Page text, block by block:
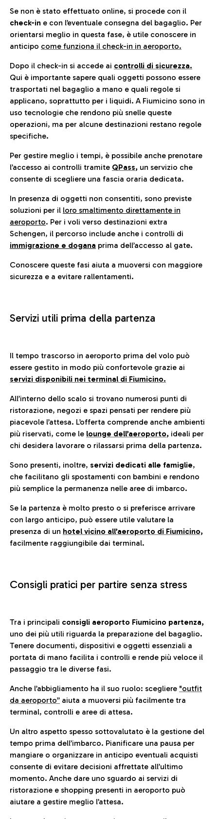
Se non è stato effettuato online, si procede con il
check-in e con l’eventuale consegna del bagaglio. Per
orientarsi meglio in questa fase, è utile conoscere in
anticipo come funziona il check-in in aeroporto.
Dopo il check-in si accede ai controlli di sicurezza.
Qui è importante sapere quali oggetti possono essere
trasportati nel bagaglio a mano e quali regole si
applicano, soprattutto per i liquidi. A Fiumicino sono in
uso tecnologie che rendono più snelle queste
operazioni, ma per alcune destinazioni restano regole
specifiche.
Per gestire meglio i tempi, è possibile anche prenotare
l’accesso ai controlli tramite QPass, un servizio che
consente di scegliere una fascia oraria dedicata.
In presenza di oggetti non consentiti, sono previste
soluzioni per il loro smaltimento direttamente in
aeroporto. Per i voli verso destinazioni extra
Schengen, il percorso include anche i controlli di
immigrazione e dogana prima dell’accesso al gate.
Conoscere queste fasi aiuta a muoversi con maggiore
sicurezza e a evitare rallentamenti.
Servizi utili prima della partenza
Il tempo trascorso in aeroporto prima del volo può
essere gestito in modo più confortevole grazie ai
servizi disponibili nei terminal di Fiumicino.
All’interno dello scalo si trovano numerosi punti di
ristorazione, negozi e spazi pensati per rendere più
piacevole l’attesa. L’offerta comprende anche ambienti
più riservati, come le lounge dell’aeroporto, ideali per
chi desidera lavorare o rilassarsi prima della partenza.
Sono presenti, inoltre, servizi dedicati alle famiglie,
che facilitano gli spostamenti con bambini e rendono
più semplice la permanenza nelle aree di imbarco.
Se la partenza è molto presto o si preferisce arrivare
con largo anticipo, può essere utile valutare la
presenza di un hotel vicino all’aeroporto di Fiumicino,
facilmente raggiungibile dai terminal.
Consigli pratici per partire senza stress
Tra i principali consigli aeroporto Fiumicino partenza,
uno dei più utili riguarda la preparazione del bagaglio.
Tenere documenti, dispositivi e oggetti essenziali a
portata di mano facilita i controlli e rende più veloce il
passaggio tra le diverse fasi.
Anche l’abbigliamento ha il suo ruolo: scegliere "outfit
da aeroporto” aiuta a muoversi più facilmente tra
terminal, controlli e aree di attesa.
Un altro aspetto spesso sottovalutato è la gestione del
tempo prima dell’imbarco. Pianificare una pausa per
mangiare o organizzare in anticipo eventuali acquisti
consente di evitare decisioni affrettate all’ultimo
momento. Anche dare uno sguardo ai servizi di
ristorazione e shopping presenti in aeroporto può
aiutare a gestire meglio l’attesa.